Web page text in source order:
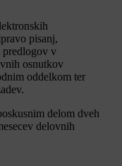
pisanj,
predlogov v
osnutkov
oddelkom ter
delom dveh
delovnih